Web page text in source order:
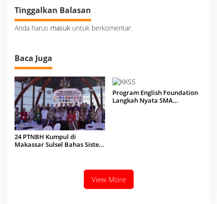
Tinggalkan Balasan
Anda harus masuk untuk berkomentar.
Baca Juga
24 PTNBH Kumpul di
Makassar Sulsel Bahas Sistem
Program English Foundation
Langkah Nyata SMA
View More